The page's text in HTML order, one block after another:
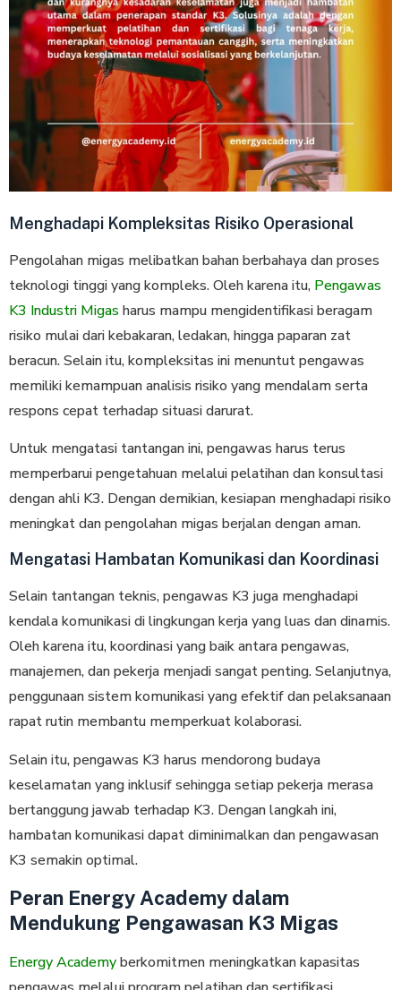
Menghadapi Kompleksitas Risiko Operasional
Pengolahan migas melibatkan bahan berbahaya dan proses
teknologi tinggi yang kompleks. Oleh karena itu, Pengawas
K3 Industri Migas harus mampu mengidentifikasi beragam
risiko mulai dari kebakaran, ledakan, hingga paparan zat
beracun. Selain itu, kompleksitas ini menuntut pengawas
memiliki kemampuan analisis risiko yang mendalam serta
respons cepat terhadap situasi darurat.
Untuk mengatasi tantangan ini, pengawas harus terus
memperbarui pengetahuan melalui pelatihan dan konsultasi
dengan ahli K3. Dengan demikian, kesiapan menghadapi risiko
meningkat dan pengolahan migas berjalan dengan aman.
Mengatasi Hambatan Komunikasi dan Koordinasi
Selain tantangan teknis, pengawas K3 juga menghadapi
kendala komunikasi di lingkungan kerja yang luas dan dinamis.
Oleh karena itu, koordinasi yang baik antara pengawas,
manajemen, dan pekerja menjadi sangat penting. Selanjutnya,
penggunaan sistem komunikasi yang efektif dan pelaksanaan
rapat rutin membantu memperkuat kolaborasi.
Selain itu, pengawas K3 harus mendorong budaya
keselamatan yang inklusif sehingga setiap pekerja merasa
bertanggung jawab terhadap K3. Dengan langkah ini,
hambatan komunikasi dapat diminimalkan dan pengawasan
K3 semakin optimal.
Peran Energy Academy dalam
Mendukung Pengawasan K3 Migas
Energy Academyberkomitmen meningkatkan kapasitas